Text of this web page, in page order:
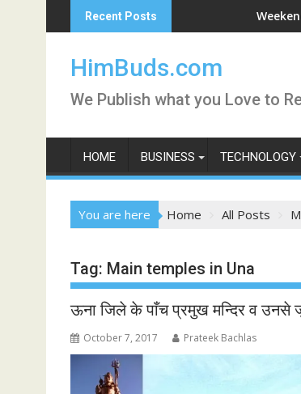
to
Recent Posts Weekend
HimBuds.com
We Publish what you Love to
HOME BUSINESS TECHNOLOGY
You are here Home All Posts
Tag: Main temples in Una
ऊना जिले के पाँच प्रमुख मन्दिर व उनसे
October 7, 2017 Prateek Bachlas